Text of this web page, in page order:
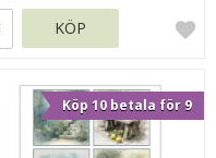
KÖP
Köp 10 betala för 9